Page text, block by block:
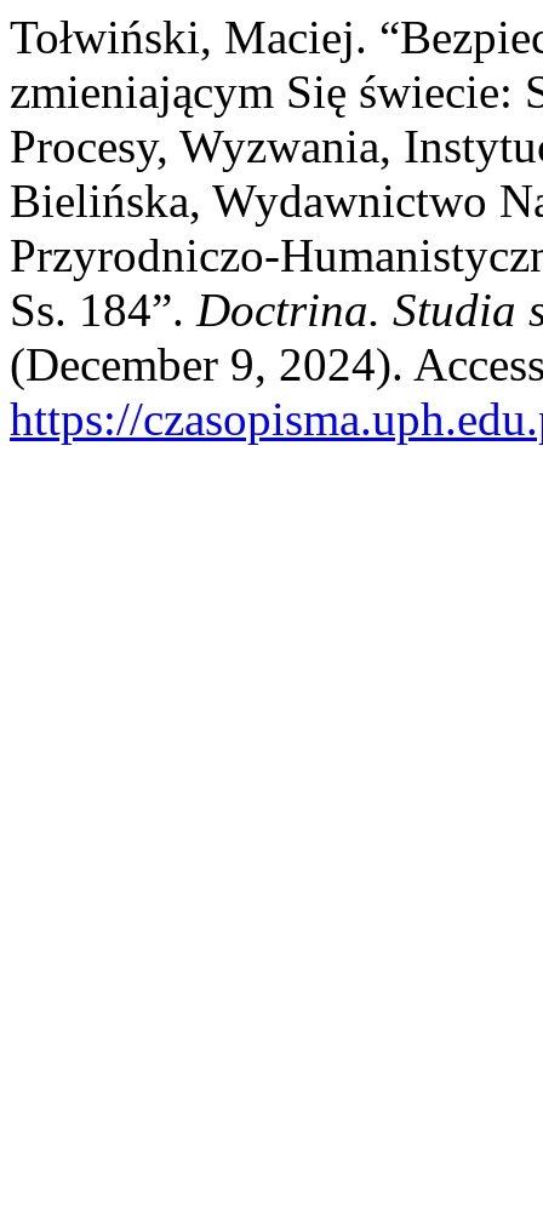
Tołwiński, Maciej.
zmieniającym Się świecie:
Procesy, Wyzwania,
Bielińska, Wydawnictwo
Przyrodniczo-
Ss. 184”. Doctrina. Studia
(December 9, 2024).
https://